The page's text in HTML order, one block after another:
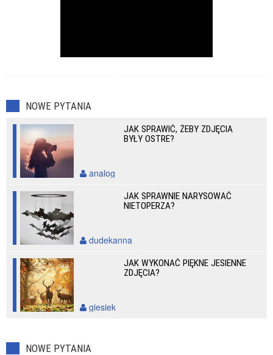
NOWE PYTANIA
JAK SPRAWIĆ, ŻEBY ZDJĘCIA
BYŁY OSTRE?
analog
JAK SPRAWNIE NARYSOWAĆ
NIETOPERZA?
dudekanna
JAK WYKONAĆ PIĘKNE JESIENNE
ZDJĘCIA?
giesiek
NOWE PYTANIA